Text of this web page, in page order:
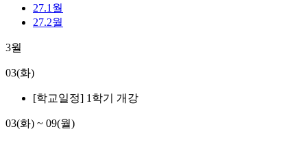
27.1월
27.2월
3월
03(화)
[학교일정] 1학기 개강
03(화) ~ 09(월)